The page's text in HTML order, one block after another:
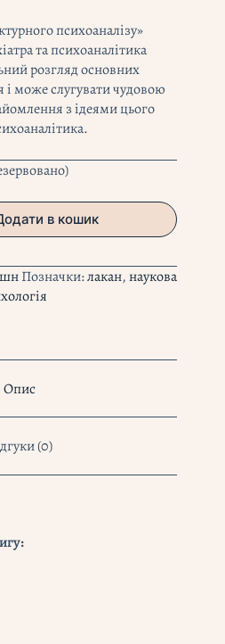
психоаналізу»
та психоаналітика
розгляд основних
і може слугувати чудовою
з ідеями цього
в кошик
Позначки:лакан,наукова
Опис
(0)